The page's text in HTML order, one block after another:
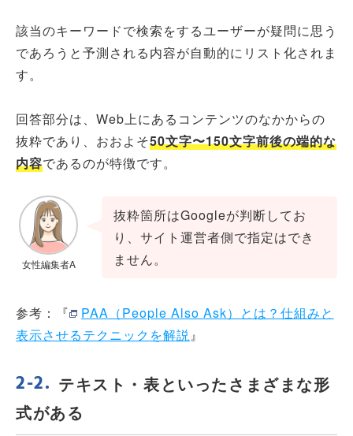
該当のキーワードで検索をするユーザーが疑問に思う
であろうと予測される内容が自動的にリスト化されま
す。
回答部分は、Web上にあるコンテンツのなかからの
抜粋であり、おおよそ50文字〜150文字前後の端的な
内容であるのが特徴です。
女性編集者A
抜粋箇所はGoogleが判断してお
り、サイト運営者側で指定はでき
ません。
参考：『
PAA（People Also Ask）とは？仕組みと
表示させるテクニックを解説』
テキスト・表といったさまざまな形
式がある